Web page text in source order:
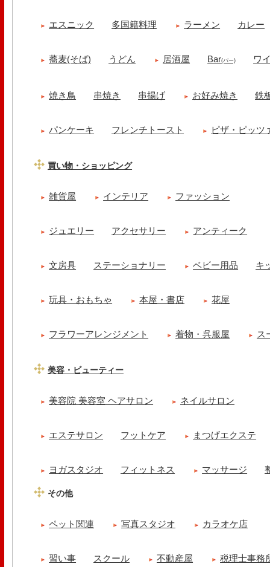
エスニック 多国籍料理 ラーメン カレー
蕎麦(そば) うどん 居酒屋 Bar(バー) ワ
焼き鳥 串焼き 串揚げ お好み焼き 鉄
パンケーキ フレンチトースト ピザ・ピッツ
買い物・ショッピング
雑貨屋 インテリア ファッション
ジュエリー アクセサリー アンティーク
文房具 ステーショナリー ベビー用品 キ
玩具・おもちゃ 本屋・書店 花屋
フラワーアレンジメント 着物・呉服屋 ス
美容・ビューティー
美容院 美容室 ヘアサロン ネイルサロン
エステサロン フットケア まつげエクステ
ヨガスタジオ フィットネス マッサージ
その他
ペット関連 写真スタジオ カラオケ店
習い事 スクール 不動産屋 税理士事務